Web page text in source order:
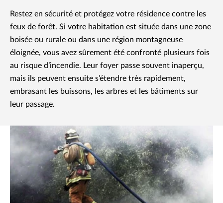
Restez en sécurité et protégez votre résidence contre les
feux de forêt. Si votre habitation est située dans une zone
boisée ou rurale ou dans une région montagneuse
éloignée, vous avez sûrement été confronté plusieurs fois
au risque d’incendie. Leur foyer passe souvent inaperçu,
mais ils peuvent ensuite s’étendre très rapidement,
embrasant les buissons, les arbres et les bâtiments sur
leur passage.